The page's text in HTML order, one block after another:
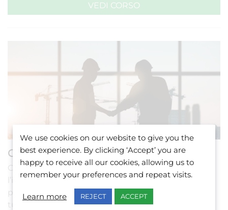
VEDI CORSO
Corso di Ingegneria
Ottieni una solida comprensione dell’inglese per
l’ingegneria. Impara come esprimere la tua
professione in un linguaggio comune e sviluppa le
tue capacità di comunicazione per migliorare le
We use cookies on our website to give you the
best experience. By clicking ‘Accept’ you are
happy to receive all our cookies, allowing us to
remember your preferences and repeat visits.
Learn more REJECT ACCEPT